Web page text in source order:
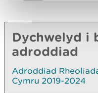
Dychwelyd i
adroddiad
Adroddiad
Cymru 2019-2024